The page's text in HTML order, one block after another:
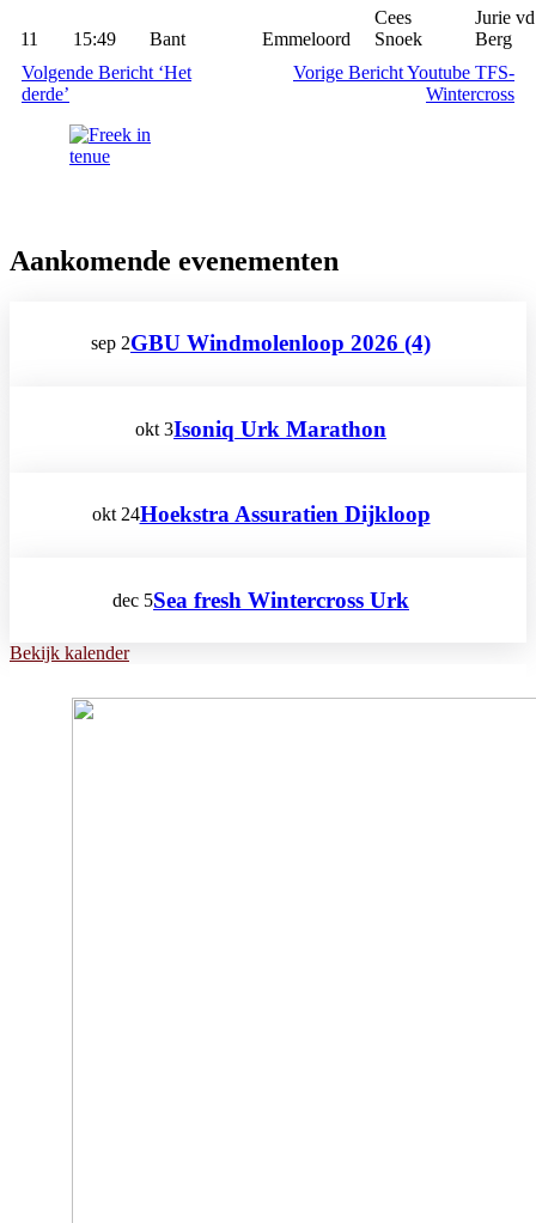
11 15:49 Bant Emmeloord
Cees
Snoek
Jurie vd
Berg
Vorige BerichtYoutube TFS-
Wintercross
Volgende Bericht ‘Het
derde’
Aankomende evenementen
sep 2GBU Windmolenloop 2026 (4)
okt 3Isoniq Urk Marathon
okt 24Hoekstra Assuratien Dijkloop
dec 5Sea fresh Wintercross Urk
Bekijk kalender